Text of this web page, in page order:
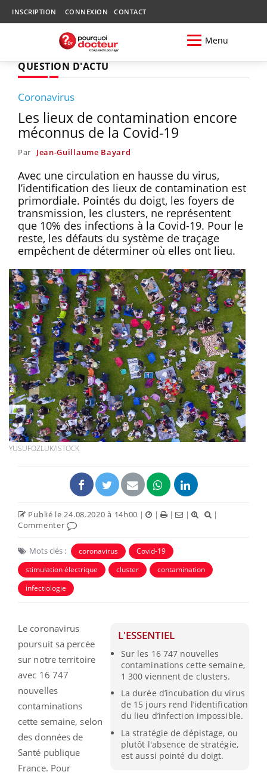
INSCRIPTION CONNEXION CONTACT
Menu
QUESTION D'ACTU
Coronavirus
Les lieux de contamination encore
méconnus de la Covid-19
Par Jean-Guillaume Bayard
Avec une circulation en hausse du virus,
l’identification des lieux de contamination est
primordiale. Pointés du doigt, les foyers de
transmission, les clusters, ne représentent
que 10% des infections à la Covid-19. Pour le
reste, les défauts du système de traçage
empêchent de déterminer où elles ont lieu.
YUSUFOZLUK/ISTOCK
Publié le 24.08.2020 à 14h00 | | | |
|
Commenter
Mots clés : coronavirus
Covid-19
stimulation électrique
cluster
contamination
infectiologie
L'ESSENTIEL
Sur les 16 747 nouvelles
contaminations cette semaine,
1 300 viennent de clusters.
La durée d’incubation du virus
de 15 jours rend l’identification
du lieu d’infection impossible.
La stratégie de dépistage, ou
plutôt l'absence de stratégie,
est aussi pointé du doigt.
Le coronavirus
poursuit sa percée
sur notre territoire
avec 16 747
nouvelles
contaminations
cette semaine, selon
des données de
Santé publique
France. Pour